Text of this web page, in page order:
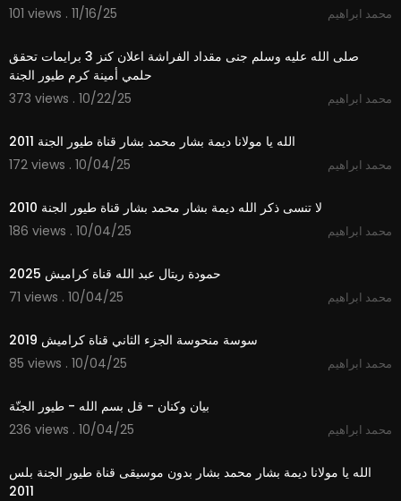
101 views . 11/16/25
محمد ابراهيم
صلى الله عليه وسلم جنى مقداد الفراشة اعلان كنز 3 برايمات تحقق
حلمي أمينة كرم طيور الجنة
373 views . 10/22/25
محمد ابراهيم
الله يا مولانا ديمة بشار محمد بشار قناة طيور الجنة 2011
172 views . 10/04/25
محمد ابراهيم
لا تنسى ذكر الله ديمة بشار محمد بشار قناة طيور الجنة 2010
186 views . 10/04/25
محمد ابراهيم
حمودة ريتال عبد الله قناة كراميش 2025
71 views . 10/04/25
محمد ابراهيم
سوسة منحوسة الجزء الثاني قناة كراميش 2019
85 views . 10/04/25
محمد ابراهيم
بيان وكنان - قل بسم الله - طيور الجنّة
236 views . 10/04/25
محمد ابراهيم
الله يا مولانا ديمة بشار محمد بشار بدون موسيقى قناة طيور الجنة بلس
2011